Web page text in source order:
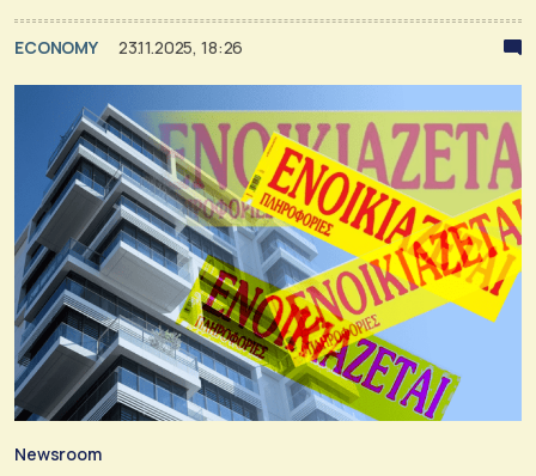
ECONOMY 23.11.2025, 18:26
Newsroom